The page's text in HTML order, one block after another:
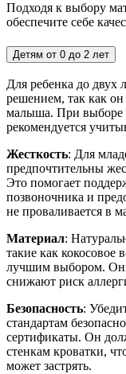
Подходя к выбору
обеспечите себе
Детям от 0 до 2 лет
Для ребенка до двух
решением, так как он
малыша. При выборе
рекомендуется
Жесткость: Для
предпочтительны
Это помогает
позвоночника и
не проваливается в
Материал:
такие как кокосовое
лучшим выбором.
снижают риск
Безопасность:
стандартам
сертификаты. Он
стенкам кроватки,
может застрять.